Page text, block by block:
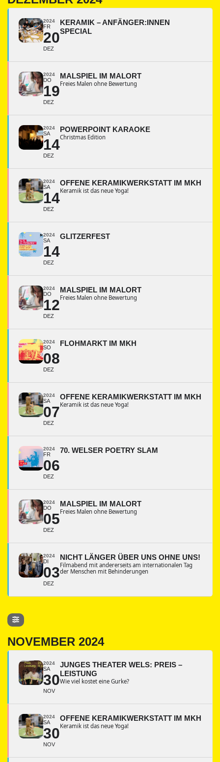
2024
FR
20
DEZ
KERAMIK – ANFÄNGER:INNEN
SPECIAL
2024
DO
19
DEZ
MALSPIEL IM MALORT
Freies Malen ohne Bewertung
2024
SA
14
DEZ
POWERPOINT KARAOKE
Christmas Edition
2024
SA
14
DEZ
OFFENE KERAMIKWERKSTATT IM MKH
Keramik ist das neue Yoga!
2024
SA
14
DEZ
GLITZERFEST
2024
DO
12
DEZ
MALSPIEL IM MALORT
Freies Malen ohne Bewertung
2024
SO
08
DEZ
FLOHMARKT IM MKH
2024
SA
07
DEZ
OFFENE KERAMIKWERKSTATT IM MKH
Keramik ist das neue Yoga!
2024
FR
06
DEZ
70. WELSER POETRY SLAM
2024
DO
05
DEZ
MALSPIEL IM MALORT
Freies Malen ohne Bewertung
2024
DI
03
DEZ
NICHT LÄNGER ÜBER UNS OHNE UNS!
Filmabend mit andererseits am internationalen Tag
der Menschen mit Behinderungen
NOVEMBER 2024
2024
SA
30
NOV
JUNGES THEATER WELS: PREIS –
LEISTUNG
Wie viel kostet eine Gurke?
2024
SA
30
NOV
OFFENE KERAMIKWERKSTATT IM MKH
Keramik ist das neue Yoga!